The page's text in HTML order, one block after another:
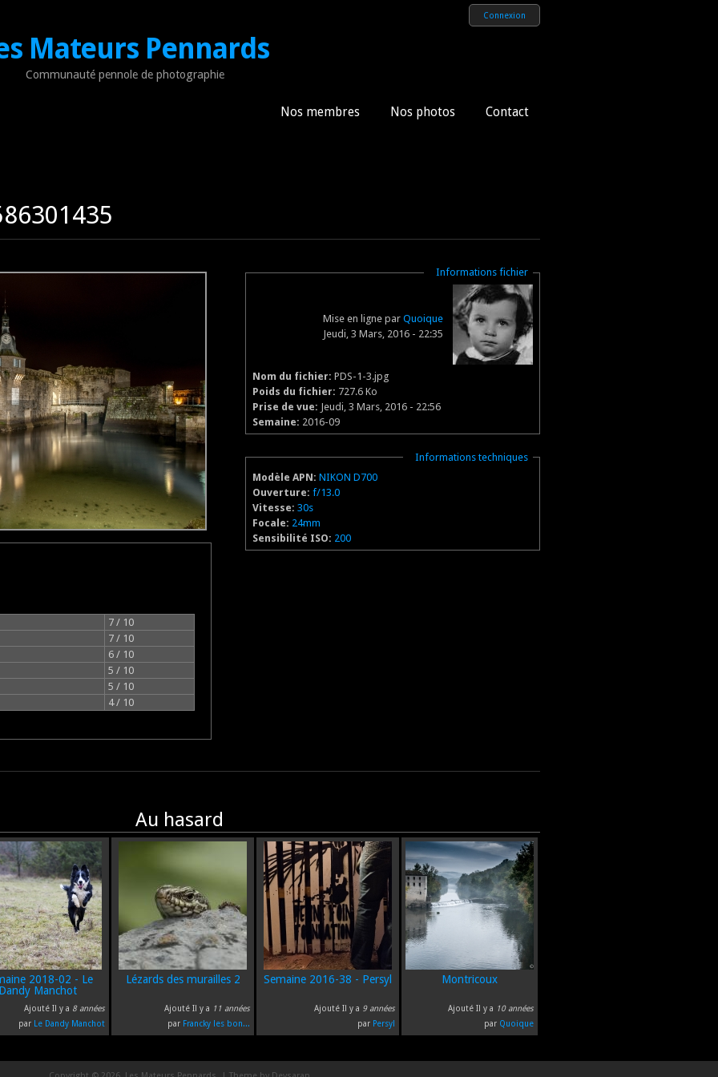
Mateurs Pennards
Communauté pennole de photographie
Connexion
Nos membres Nos photos Contact
7 / 10
7 / 10
6 / 10
5 / 10
5 / 10
4 / 10
Masquer
Informations fichier
Mise en ligne par Quoique
Jeudi, 3 Mars, 2016 - 22:35
Nom du fichier: PDS-1-3.jpg
Poids du fichier: 727.6 Ko
Prise de vue: Jeudi, 3 Mars, 2016 - 22:56
Semaine: 2016-09
Masquer
Informations techniques
Modèle APN: NIKON D700
Ouverture: f/13.0
Vitesse: 30s
Focale: 24mm
Sensibilité ISO: 200
Au hasard
2018-02 - Le
Dandy Manchot
Ajouté Il y a 8 années
par Le Dandy Manchot
Lézards des murailles 2
Ajouté Il y a 11 années
par Francky les bon...
Semaine 2016-38 - Persyl
Ajouté Il y a 9 années
par Persyl
Montricoux
Ajouté Il y a 10 années
par Quoique